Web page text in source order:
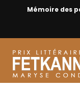
Mémoire des